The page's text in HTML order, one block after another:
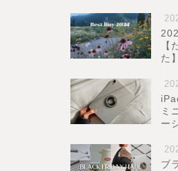
【
た】
ミ
ー
ブ